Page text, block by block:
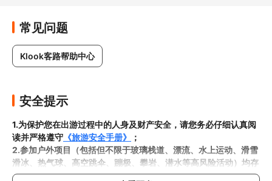
常见问题
Klook客路帮助中心
安全提示
1.为保护您在出游过程中的人身及财产安全，请您务必仔细认真阅
读并严格遵守 《旅游安全手册》
；
2.参加户外项目（包括但不限于玻璃栈道、漂流、水上运动、滑雪
滑冰、热气球、高空跳伞、蹦极、攀岩、潜水等高风险活动）均存
在一定风险，请您在参与相应项目之前充分了解《安全防护指